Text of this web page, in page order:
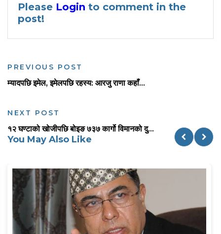
Please Login to comment in the
post!
PREVIOUS POST
म्यादपछि इमेल, इमेलपछि रहस्य: आरजु राणा कहाँ...
NEXT POST
१२ घण्टाको खोजीपछि बोइङ ७३७ कार्गो विमानको दु...
You May Also Like